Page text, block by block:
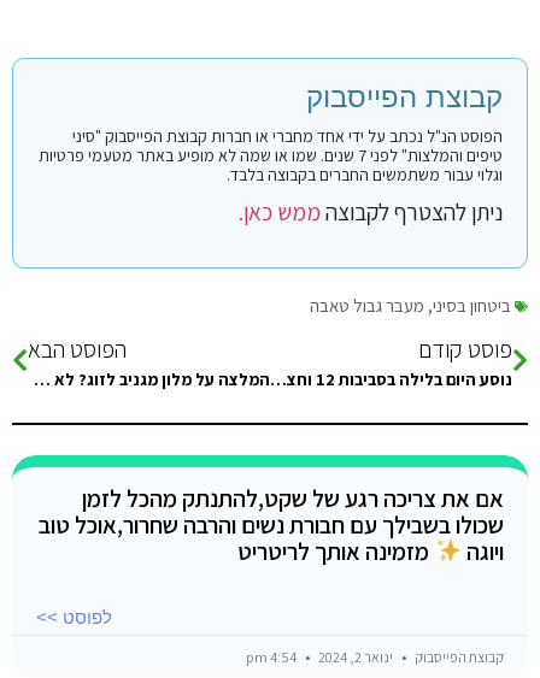
קבוצת הפייסבוק
הפוסט הנ"ל נכתב על ידי אחד מחברי או חברות קבוצת הפייסבוק "סיני
טיפים והמלצות" לפני 7 שנים. שמו או שמה לא מופיע באתר מטעמי פרטיות
וגלוי עבור משתמשים החברים בקבוצה בלבד.
ניתן להצטרף לקבוצהממש כאן.
ביטחון בסיני, מעבר גבול טאבה
פוסט קודם
נוסע היום בלילה בסביבות 12 וחצי מראשון לציון לגבול נשארו 2 מקומות אחרונים. בהשתתפות .
הפוסט הבא
המלצה על מלון מגניב לזוג? לא רחוק מאוד מהגבול.
אם את צריכה רגע של שקט,להתנתק מהכל לזמן
שכולו בשבילך עם חבורת נשים והרבה שחרור,אוכל טוב
ויוגה
מזמינה אותך לריטריט
לפוסט >>
קבוצת הפייסבוק ינואר 2, 2024